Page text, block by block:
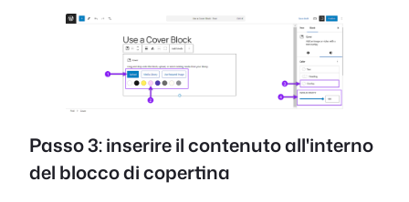
Passo 3: inserire il contenuto all'interno
del blocco di copertina